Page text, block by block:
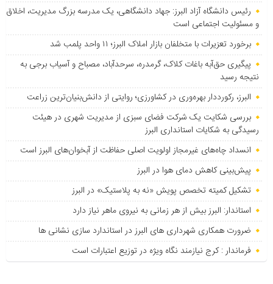
رئیس دانشگاه آزاد البرز: جهاد دانشگاهی، یک مدرسه بزرگ مدیریت، اخلاق
و مسئولیت اجتماعی است
برخورد تعزیرات با متخلفان بازار املاک البرز؛ ۱۱ واحد پلمب شد
پیگیری حق‌آبه باغات کلاک، گرمدره، سرحدآباد، مصباح و آسیاب برجی به
نتیجه رسید
البرز، رکورددار بهره‌وری در کشاورزی؛ روایتی از دانش‌بنیان‌ترین زراعت
بررسی شکایت یک شرکت فضای سبزی از مدیریت شهری در هیئت
رسیدگی به شکایات استانداری البرز
انسداد چاه‌های غیرمجاز اولویت اصلی حفاظت از آبخوان‌های البرز است
پیش‌بینی کاهش دمای هوا در البرز
تشکیل کمیته تخصص پویش «نه به پلاستیک» در البرز
استاندار: البرز بیش از هر زمانی به نیروی ماهر نیاز دارد
ضرورت همکاری شهرداری های البرز در استاندارد سازی نشانی ها
فرماندار : کرج نیازمند نگاه ویژه در توزیع اعتبارات است